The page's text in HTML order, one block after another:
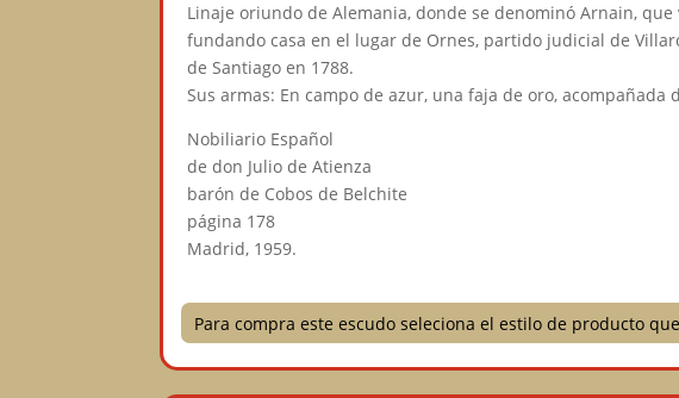
Linaje oriundo de Alemania, donde se denominó Arnain,
fundando casa en el lugar de Ornes, partido judicial de
de Santiago en 1788.
Sus armas: En campo de azur, una faja de oro,
Nobiliario Español
de don Julio de Atienza
barón de Cobos de Belchite
página 178
Madrid, 1959.
Para compra este escudo seleciona el estilo de producto